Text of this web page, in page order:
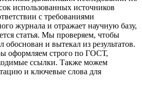
использованных источников
с требованиями
журнала и отражает научную базу,
статья. Мы проверяем, чтобы
и вытекал из результатов.
оформляем строго по ГОСТ,
ссылки. Также можем
и ключевые слова для